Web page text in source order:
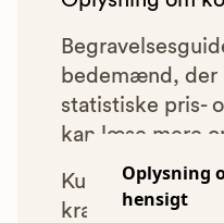
Oplysning
hensigt
bedemænd, der
statistiske pris-
kan læse mere
Kun bedemænd
kravene har